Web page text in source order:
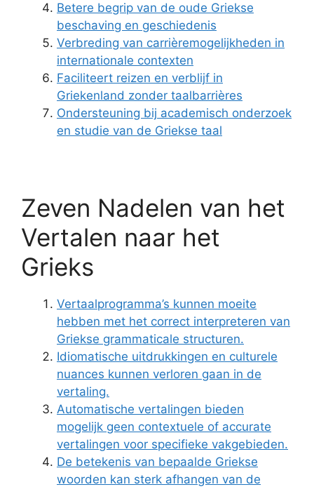
Betere begrip van de oude Griekse
beschaving en geschiedenis
Verbreding van carrièremogelijkheden in
internationale contexten
Faciliteert reizen en verblijf in
Griekenland zonder taalbarrières
Ondersteuning bij academisch onderzoek
en studie van de Griekse taal
Zeven Nadelen van het
Vertalen naar het
Grieks
Vertaalprogramma’s kunnen moeite
hebben met het correct interpreteren van
Griekse grammaticale structuren.
Idiomatische uitdrukkingen en culturele
nuances kunnen verloren gaan in de
vertaling.
Automatische vertalingen bieden
mogelijk geen contextuele of accurate
vertalingen voor specifieke vakgebieden.
De betekenis van bepaalde Griekse
woorden kan sterk afhangen van de